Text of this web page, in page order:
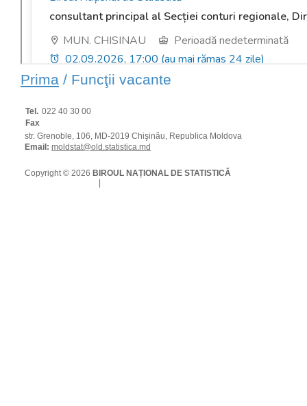
Prima / Funcţii vacante
Tel. 022 40 30 00
Fax
str. Grenoble, 106, MD-2019 Chişinău, Republica Moldova
Email: moldstat@old.statistica.md
Copyright © 2026 BIROUL NAȚIONAL DE STATISTICĂ